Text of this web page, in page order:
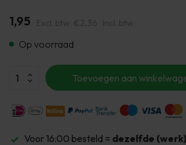
1,95 Excl. btw €2,36 Incl. btw
Op voorraad
Toevoegen aan
Voor 16:00 besteld = dezelfde